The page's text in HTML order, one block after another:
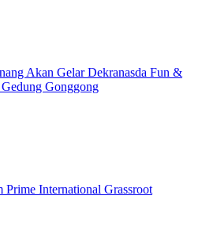
Akan Gelar Dekranasda Fun &
Gonggong
Prime International Grassroot